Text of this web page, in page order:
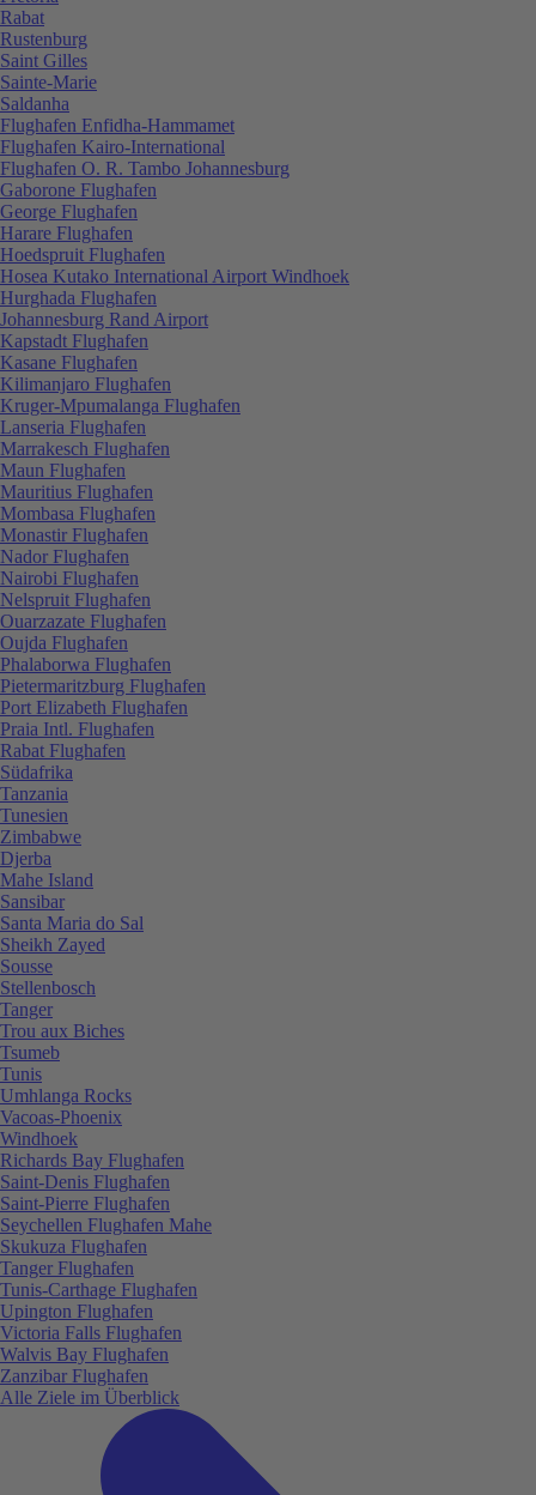
Rabat
Rustenburg
Saint Gilles
Sainte-Marie
Saldanha
Flughafen Enfidha-Hammamet
Flughafen Kairo-International
Flughafen O. R. Tambo Johannesburg
Gaborone Flughafen
George Flughafen
Harare Flughafen
Hoedspruit Flughafen
Hosea Kutako International Airport Windhoek
Hurghada Flughafen
Johannesburg Rand Airport
Kapstadt Flughafen
Kasane Flughafen
Kilimanjaro Flughafen
Kruger-Mpumalanga Flughafen
Lanseria Flughafen
Marrakesch Flughafen
Maun Flughafen
Mauritius Flughafen
Mombasa Flughafen
Monastir Flughafen
Nador Flughafen
Nairobi Flughafen
Nelspruit Flughafen
Ouarzazate Flughafen
Oujda Flughafen
Phalaborwa Flughafen
Pietermaritzburg Flughafen
Port Elizabeth Flughafen
Praia Intl. Flughafen
Rabat Flughafen
Südafrika
Tanzania
Tunesien
Zimbabwe
Djerba
Mahe Island
Sansibar
Santa Maria do Sal
Sheikh Zayed
Sousse
Stellenbosch
Tanger
Trou aux Biches
Tsumeb
Tunis
Umhlanga Rocks
Vacoas-Phoenix
Windhoek
Richards Bay Flughafen
Saint-Denis Flughafen
Saint-Pierre Flughafen
Seychellen Flughafen Mahe
Skukuza Flughafen
Tanger Flughafen
Tunis-Carthage Flughafen
Upington Flughafen
Victoria Falls Flughafen
Walvis Bay Flughafen
Zanzibar Flughafen
Alle Ziele im Überblick